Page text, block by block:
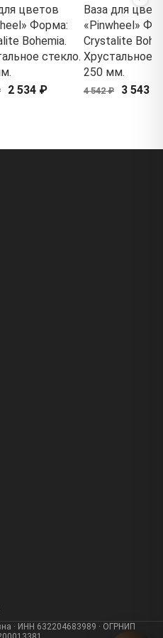
цветов
Форма:
Bohemia.
стекло.
2 534 ₽
Ваза для
«Pinwheel»
Crystalite
Хрустальное
250 мм.
4 542 ₽ 3 543 ₽
· ИНН 632204683989 · ОГРНИП